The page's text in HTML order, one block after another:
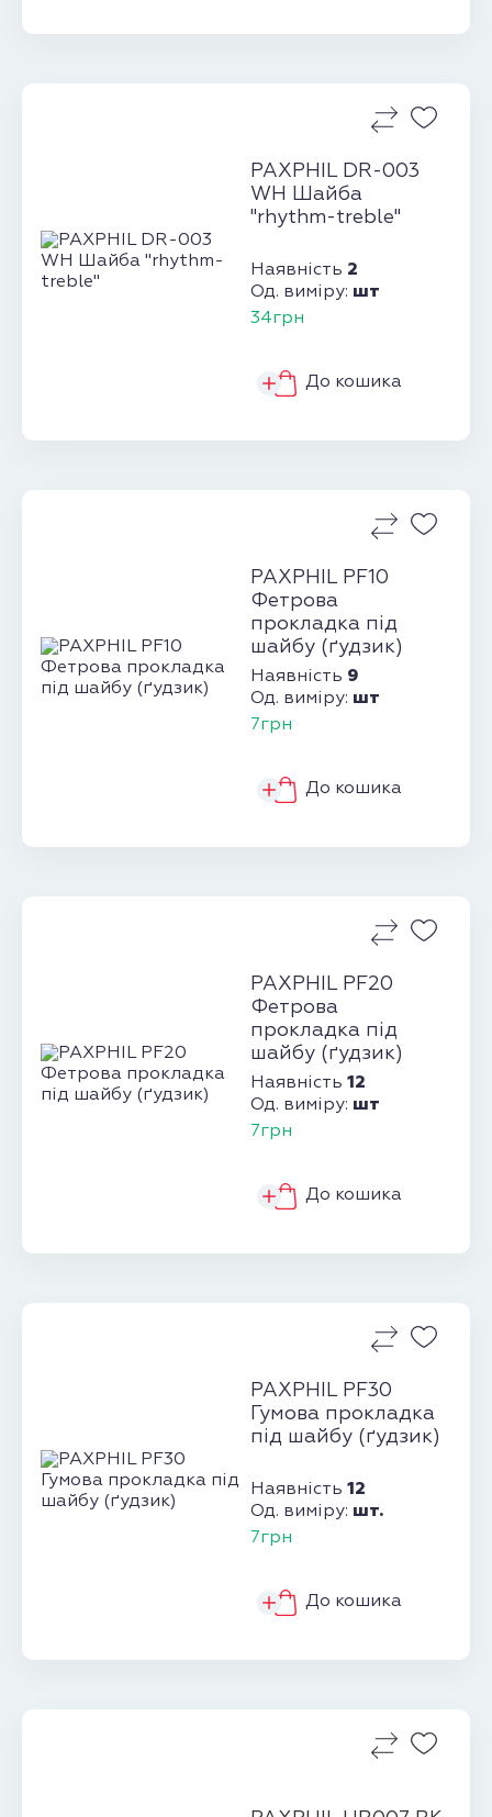
PAXPHIL DR-003
WH Шайба
"rhythm-treble"
Наявність 2
Од. виміру: шт
34грн
До кошика
PAXPHIL PF10
Фетрова
прокладка під
шайбу (ґудзик)
Наявність 9
Од. виміру: шт
7грн
До кошика
PAXPHIL PF20
Фетрова
прокладка під
шайбу (ґудзик)
Наявність 12
Од. виміру: шт
7грн
До кошика
PAXPHIL PF30
Гумова прокладка
під шайбу (ґудзик)
Наявність 12
Од. виміру: шт.
7грн
До кошика